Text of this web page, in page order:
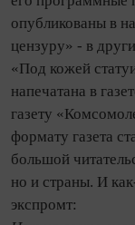
опубликованы в
цензуру» - в
«Под кожей
напечатана в
газету
формату газета
большой
но и страны. И
экспромт: